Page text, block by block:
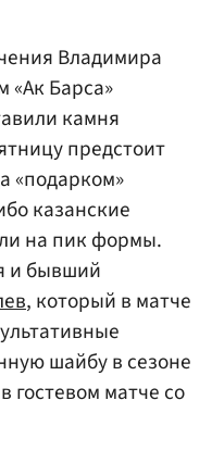
Владимира
Барса»
камня
предстоит
«подарком»
казанские
на пик формы.
и бывший
, который в матче
шайбу в сезоне
гостевом матче со